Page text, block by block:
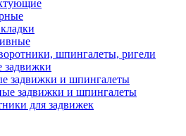
шпингалеты, ригели
задвижки
задвижки и шпингалеты
задвижки и шпингалеты
для задвижек